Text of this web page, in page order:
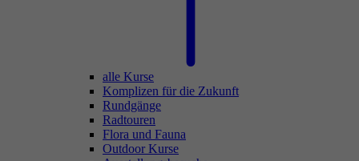
alle Kurse
Komplizen für die Zukunft
Rundgänge
Radtouren
Flora und Fauna
Outdoor Kurse